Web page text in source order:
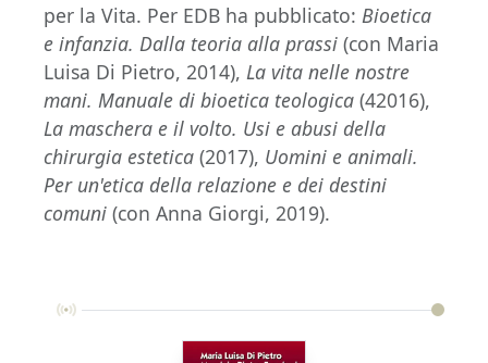
per la Vita. Per EDB ha pubblicato: Bioetica
e infanzia. Dalla teoria alla prassi (con Maria
Luisa Di Pietro, 2014), La vita nelle nostre
mani. Manuale di bioetica teologica (42016),
La maschera e il volto. Usi e abusi della
chirurgia estetica (2017), Uomini e animali.
Per un'etica della relazione e dei destini
comuni (con Anna Giorgi, 2019).